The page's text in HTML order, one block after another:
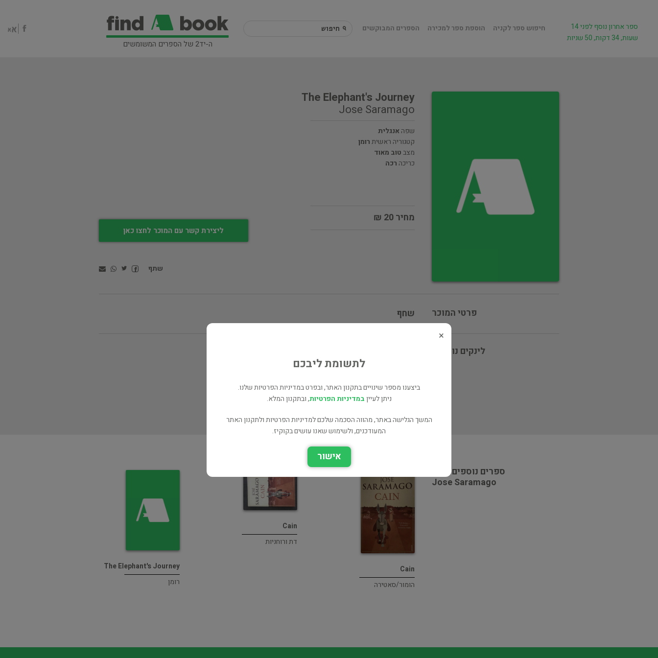
ה-יד2 של הספרים המשומשים
חיפוש ספר לקניה הוספת ספר למכירה הספרים המבוקשים
ספר אחרון נוסף לפני 14
שעות, 34 דקות, 50 שניות
The Elephant's Journey
Jose Saramago
שפהאנגלית
קטגוריה ראשיתרומן
מצבטוב מאוד
כריכה רכה
מחיר 20 ₪
ליצירת קשר עם המוכר לחצו כאן
שתף
פרטי המוכר שחף
לינקים נוספים
עוד ספרים מאותו מחבר/ת - Jose Saramago (3 כותרים)
בעל הספר? לחץ כאן לעריכה/הסרה
מוכר ספר זהה? לחץ כאן להוספה למאגר
ספרים נוספים מאת
Jose Saramago
Cain
הומור/סאטירה
Cain
דת ורוחניות
The Elephant's Journey
רומן
×
לתשומת ליבכם
ביצענו מספר שינויים בתקנון האתר, ובפרט במדיניות הפרטיות שלנו.
ניתן לעייןבמדיניות הפרטיות, ובתקנון המלא.
המשך הגלישה באתר, מהווה הסכמה שלכם למדיניות הפרטיות ולתקנון האתר
המעודכנים, ולשימוש שאנו עושים בקוקיז.
אישור